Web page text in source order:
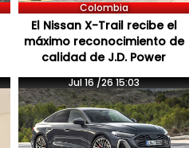
Colombia
El Nissan X-Trail recibe el
máximo reconocimiento de
calidad de J.D. Power
Jul 16 /26 15:03